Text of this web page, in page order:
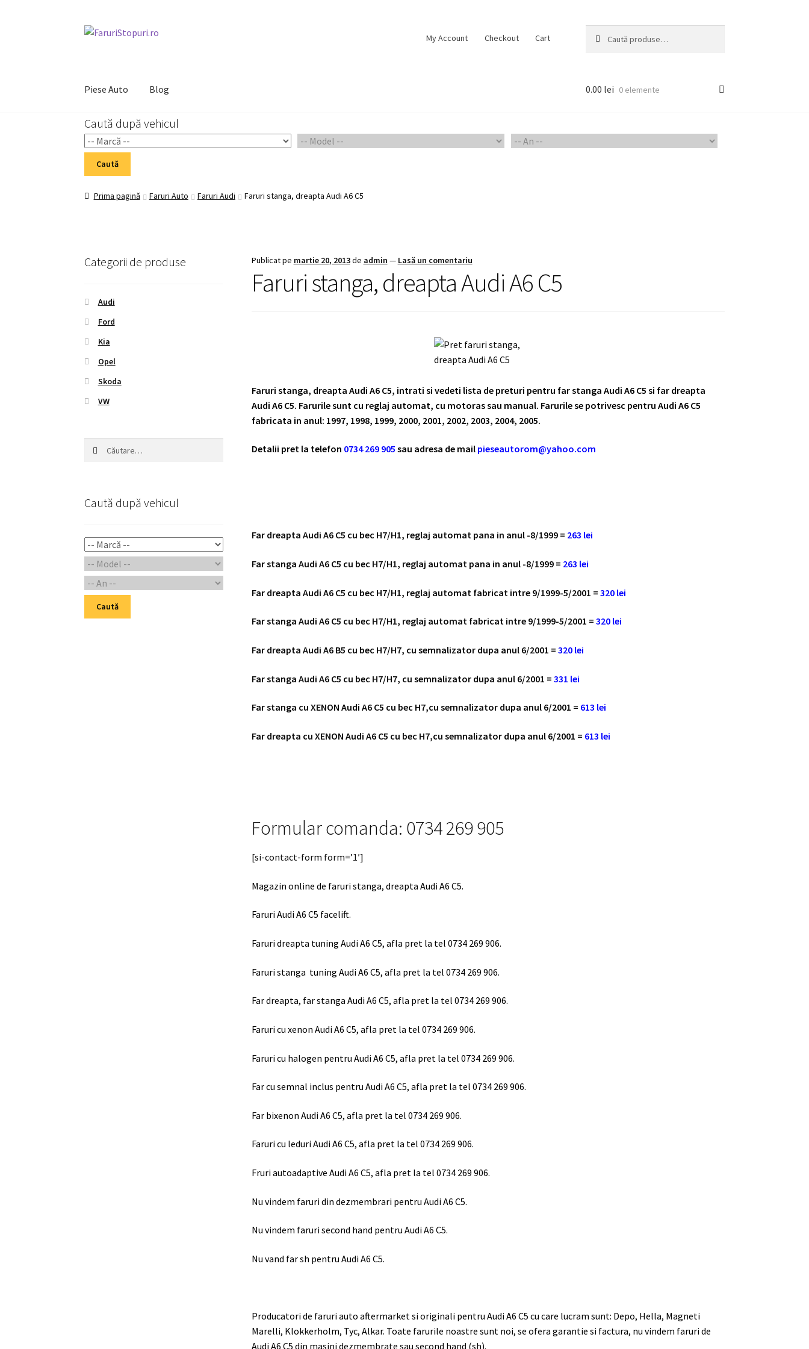
Sari
Sari
My Account Checkout Cart
după:
Piese Auto Blog
Prima paginăCart Checkout
0.00 lei 0 elemente
Caută după vehicul
Caută
Prima pagină Faruri Auto Faruri Audi Faruri stanga, dreapta Audi A6 C5
Publicat pe martie 20, 2013de admin — Lasă un comentariu
Faruri stanga, dreapta Audi A6 C5
Faruri stanga, dreapta Audi A6 C5, intrati si vedeti lista de preturi pentru far stanga Audi A6 C5 si far dreapta
Audi A6 C5. Farurile sunt cu reglaj automat, cu motoras sau manual. Farurile se potrivesc pentru Audi A6 C5
fabricata in anul: 1997, 1998, 1999, 2000, 2001, 2002, 2003, 2004, 2005.
Detalii pret la telefon 0734 269 905 sau adresa de mail pieseautorom@yahoo.com
Far dreapta Audi A6 C5 cu bec H7/H1, reglaj automat pana in anul -8/1999 = 263 lei
Far stanga Audi A6 C5 cu bec H7/H1, reglaj automat pana in anul -8/1999 = 263 lei
Far dreapta Audi A6 C5 cu bec H7/H1, reglaj automat fabricat intre 9/1999-5/2001 = 320 lei
Far stanga Audi A6 C5 cu bec H7/H1, reglaj automat fabricat intre 9/1999-5/2001 = 320 lei
Far dreapta Audi A6 B5 cu bec H7/H7, cu semnalizator dupa anul 6/2001 = 320 lei
Far stanga Audi A6 C5 cu bec H7/H7, cu semnalizator dupa anul 6/2001 = 331 lei
Far stanga cu XENON Audi A6 C5 cu bec H7,cu semnalizator dupa anul 6/2001 = 613 lei
Far dreapta cu XENON Audi A6 C5 cu bec H7,cu semnalizator dupa anul 6/2001 = 613 lei
Formular comanda: 0734 269 905
[si-contact-form form=’1′]
Magazin online de faruri stanga, dreapta Audi A6 C5.
Faruri Audi A6 C5 facelift.
Faruri dreapta tuning Audi A6 C5, afla pret la tel 0734 269 906.
Faruri stanga tuning Audi A6 C5, afla pret la tel 0734 269 906.
Far dreapta, far stanga Audi A6 C5, afla pret la tel 0734 269 906.
Faruri cu xenon Audi A6 C5, afla pret la tel 0734 269 906.
Faruri cu halogen pentru Audi A6 C5, afla pret la tel 0734 269 906.
Far cu semnal inclus pentru Audi A6 C5, afla pret la tel 0734 269 906.
Far bixenon Audi A6 C5, afla pret la tel 0734 269 906.
Faruri cu leduri Audi A6 C5, afla pret la tel 0734 269 906.
Fruri autoadaptive Audi A6 C5, afla pret la tel 0734 269 906.
Nu vindem faruri din dezmembrari pentru Audi A6 C5.
Nu vindem faruri second hand pentru Audi A6 C5.
Nu vand far sh pentru Audi A6 C5.
Producatori de faruri auto aftermarket si originali pentru Audi A6 C5 cu care lucram sunt: Depo, Hella, Magneti
Marelli, Klokkerholm, Tyc, Alkar. Toate farurile noastre sunt noi, se ofera garantie si factura, nu vindem faruri de
Audi A6 C5 din masini dezmembrate sau second hand (sh).
Categorii de produse
Audi
Ford
Kia
Opel
Skoda
VW
Caută după vehicul
Caută